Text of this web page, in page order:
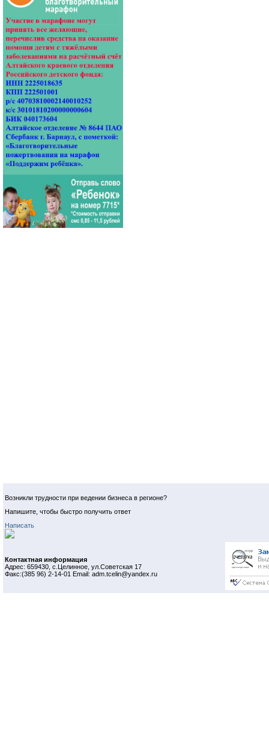
Возникли трудности при ведении бизнеса в регионе?
Напишите, чтобы быстро получить ответ
Написать
Контактная информация
Адрес: 659430, с.Целинное, ул.Советская 17
Факс:(385 96) 2-14-01 Email: adm.tcelin@yandex.ru